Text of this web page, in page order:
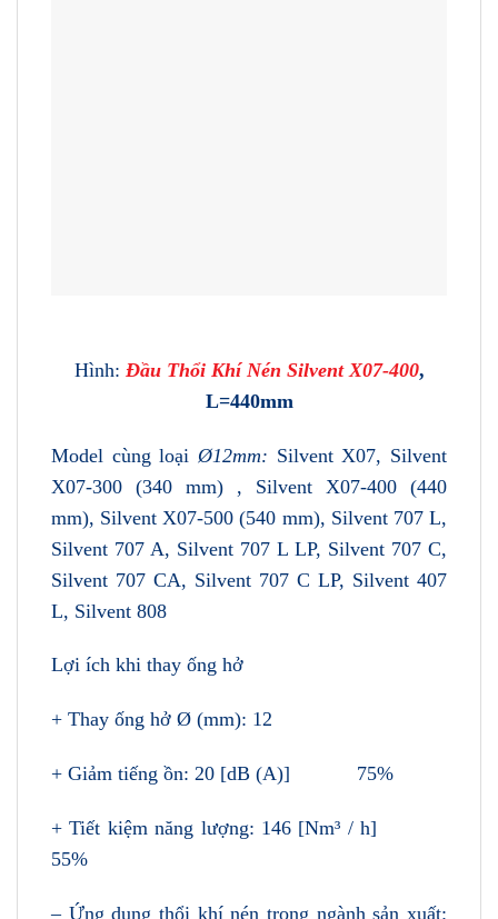
Hình: Đầu Thổi Khí Nén Silvent X07-400,
L=440mm
Model cùng loại Ø12mm: Silvent X07, Silvent
X07-300 (340 mm) , Silvent X07-400 (440
mm), Silvent X07-500 (540 mm), Silvent 707 L,
Silvent 707 A, Silvent 707 L LP, Silvent 707 C,
Silvent 707 CA, Silvent 707 C LP, Silvent 407
L, Silvent 808
Lợi ích khi thay ống hở
+ Thay ống hở Ø (mm): 12
+ Giảm tiếng ồn: 20 [dB (A)] 75%
+ Tiết kiệm năng lượng: 146 [Nm³ / h]
55%
– Ứng dụng thổi khí nén trong ngành sản xuất: